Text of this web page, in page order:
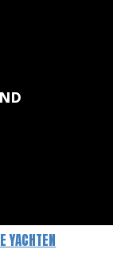
YACHTEN